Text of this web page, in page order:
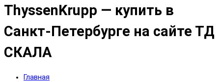
ThyssenKrupp — купить в
Санкт-Петербурге на сайте ТД
СКАЛА
Главная